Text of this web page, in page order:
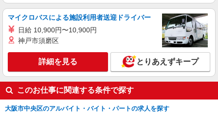
のみやキューズモールBASE 2F
キープ 詳細を見る
コスコクレープ もりのみやキューズモール店
アルバイト・パート： 平日／時給1,200円 土
日祝日／時給1,300円 ※研修期間50時間から250時
間 時給1,177円 ※経験、能力により変更あり
大阪府大阪市中央区森ノ宮中央2丁目1-70 もり
のみやキューズモールBASE 1F
マイクロバスによる施設利用者送迎ドライバー
日給 10,900円〜10,900円
神戸市須磨区
詳細を見る とりあえずキープ
このお仕事に関連する条件で探す
大阪市中央区のアルバイト・バイト・パートの求人を探す